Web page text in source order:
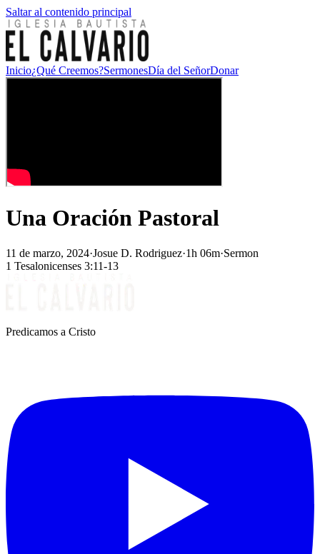
Saltar al contenido principal
Inicio¿Qué Creemos?SermonesDía del SeñorDonar
Una Oración Pastoral
11 de marzo, 2024·Josue D. Rodriguez·1h 06m·Sermon
1 Tesalonicenses 3:11-13
Predicamos a Cristo